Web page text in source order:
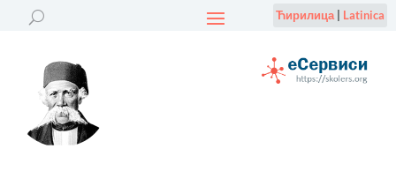
Ћирилица| Latinica